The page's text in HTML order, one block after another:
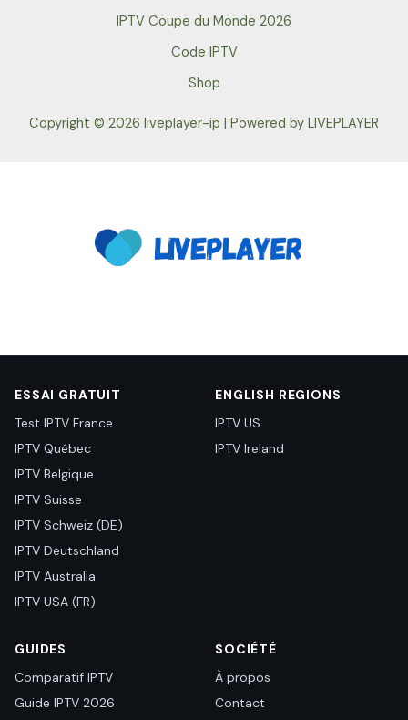
IPTV Coupe du Monde 2026
Code IPTV
Shop
Copyright © 2026 liveplayer-ip | Powered by LIVEPLAYER
ESSAI GRATUIT
Test IPTV France
IPTV Québec
IPTV Belgique
IPTV Suisse
IPTV Schweiz (DE)
IPTV Deutschland
IPTV Australia
IPTV USA (FR)
ENGLISH REGIONS
IPTV US
IPTV Ireland
GUIDES
Comparatif IPTV
Guide IPTV 2026
SOCIÉTÉ
À propos
Contact